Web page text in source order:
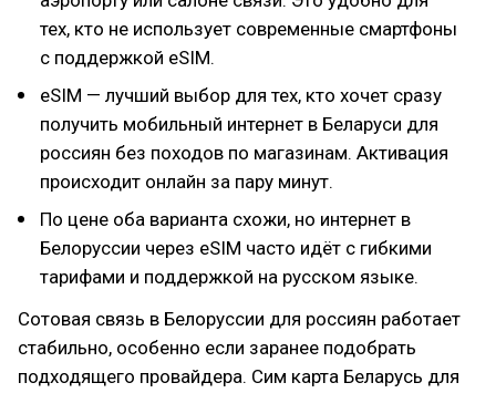
тех, кто не использует современные смартфоны
с поддержкой eSIM.
eSIM — лучший выбор для тех, кто хочет сразу
получить мобильный интернет в Беларуси для
россиян без походов по магазинам. Активация
происходит онлайн за пару минут.
По цене оба варианта схожи, но интернет в
Белоруссии через eSIM часто идёт с гибкими
тарифами и поддержкой на русском языке.
Сотовая связь в Белоруссии для россиян работает
стабильно, особенно если заранее подобрать
подходящего провайдера. Сим карта Беларусь для